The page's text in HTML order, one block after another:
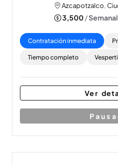
Azcapotzalco,
3,500/Semanal
Contratación inmediata
Tiempo completo
Ver